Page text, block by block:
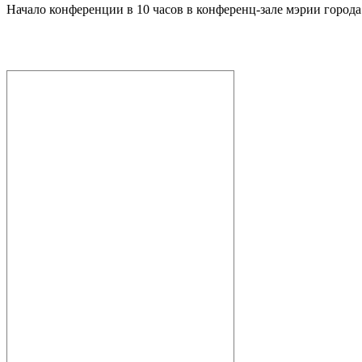
Начало конференции в 10 часов в конференц-зале мэрии